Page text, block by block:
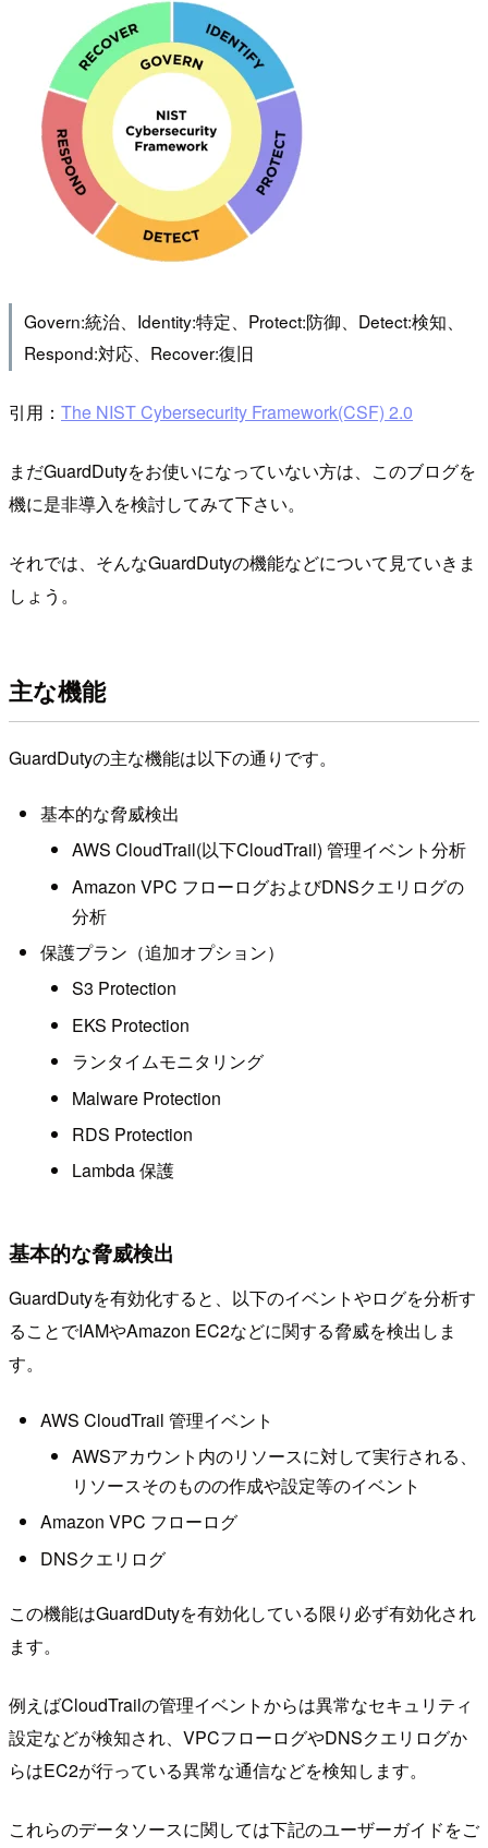
Govern:統治、Identity:特定、Protect:防御、Detect:検知、
Respond:対応、Recover:復旧
引用： The NIST Cybersecurity Framework(CSF) 2.0
まだGuardDutyをお使いになっていない方は、このブログを
機に是非導入を検討してみて下さい。
それでは、そんなGuardDutyの機能などについて見ていきま
しょう。
主な機能
GuardDutyの主な機能は以下の通りです。
基本的な脅威検出
AWS CloudTrail(以下CloudTrail) 管理イベント分析
Amazon VPC フローログおよびDNSクエリログの
分析
保護プラン（追加オプション）
S3 Protection
EKS Protection
ランタイムモニタリング
Malware Protection
RDS Protection
Lambda 保護
基本的な脅威検出
GuardDutyを有効化すると、以下のイベントやログを分析す
ることでIAMやAmazon EC2などに関する脅威を検出しま
す。
AWS CloudTrail 管理イベント
AWSアカウント内のリソースに対して実行される、
リソースそのものの作成や設定等のイベント
Amazon VPC フローログ
DNSクエリログ
この機能はGuardDutyを有効化している限り必ず有効化され
ます。
例えばCloudTrailの管理イベントからは異常なセキュリティ
設定などが検知され、VPCフローログやDNSクエリログか
らはEC2が行っている異常な通信などを検知します。
これらのデータソースに関しては下記のユーザーガイドをご